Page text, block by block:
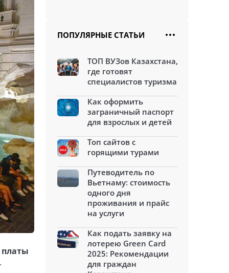
платы
ПОПУЛЯРНЫЕ СТАТЬИ
ТОП ВУЗов Казахстана,
где готовят
специалистов туризма
Как оформить
заграничный паспорт
для взрослых и детей
Топ сайтов с
горящими турами
Путеводитель по
Вьетнаму: стоимость
одного дня
проживания и прайс
на услуги
Как подать заявку на
лотерею Green Card
2025: Рекомендации
для граждан